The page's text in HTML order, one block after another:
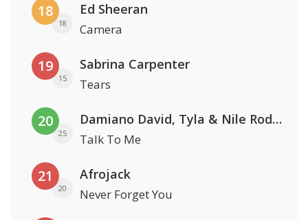
18
18
Ed Sheeran
Camera
19
15
Sabrina Carpenter
Tears
20
25
Damiano David, Tyla & Nile Rodgers
Talk To Me
21
20
Afrojack
Never Forget You